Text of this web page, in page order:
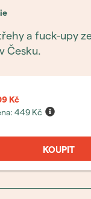
a fuck-upy
Česku.
Kč
449Kč
KOUPIT